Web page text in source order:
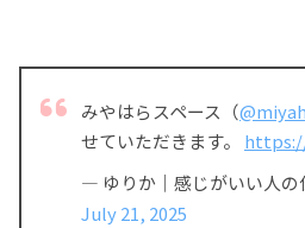
みやはらスペース（
せていただきます。
— ゆりか｜感じがいい人
July 21, 2025